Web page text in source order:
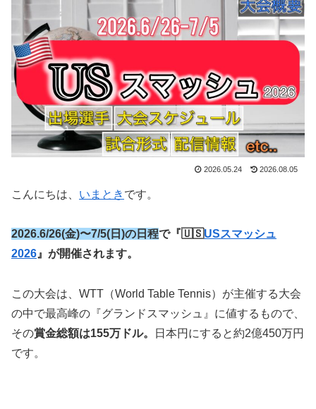
2026.05.24 2026.08.05
こんにちは、 いまとき です。
2026.6/26(金)〜7/5(日)の日程で『🇺🇸USスマッシュ
2026』が開催されます。
この大会は、WTT（World Table Tennis）が主催する大会
の中で最高峰の『グランドスマッシュ』に値するもので、
その賞金総額は155万ドル。
日本円にすると約2億450万円
です。